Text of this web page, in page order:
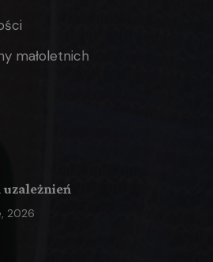
małoletnich
2026